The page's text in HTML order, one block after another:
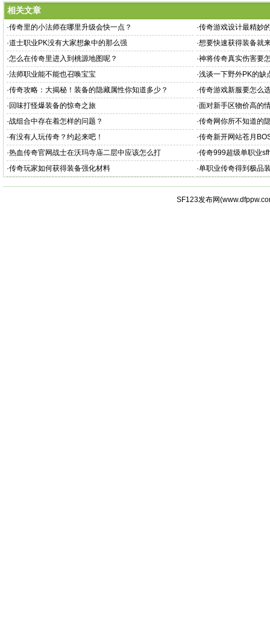
相关文章
·传奇里的小法师在哪里升级会快一点？ ·传奇游戏设计最精妙
·道士职业PK没有大家想象中的那么强 ·想要快速获得装备就
·怎么在传奇里进入到桃源地图呢？ ·神将传奇真实伤害要
·法师职业能不能也召唤宝宝 ·浅谈一下野外PK的缺
·传奇攻略：大揭秘！装备的隐藏属性你知道多少？ ·传奇游戏新服要怎么
· 回味打怪爆装备的惊奇之旅 ·面对新手区物价高的
·战组合中存在着怎样的问题？ ·传奇网你所不知道的
·有没有人玩传奇？约起来吧！ ·传奇新开网站苍月
·热血传奇官网​战士在沃玛寺庙二层中应该怎么打 ·传奇999超级单职业
·传奇​玩家如何获得装备强化材料 ·单职业传奇得到极品
SF123发布网(